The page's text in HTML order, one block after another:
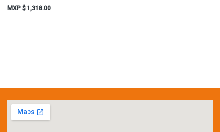
MXP $ 1,318.00